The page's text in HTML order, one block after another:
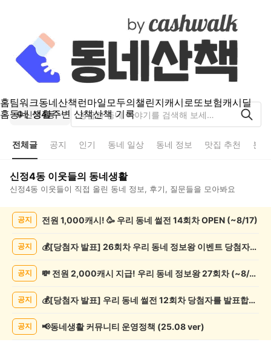
홈팀워크동네산책런마일모두의챌린지캐시로또보험캐시딜
홈동네 생활주변 산책산책 기록
신정4동
전체글 공지 인기 동네 일상 동네 정보 맛집 추천 분
신정4동 이웃들의 동네생활
신정4동 이웃들이 직접 올린 동네 정보, 후기, 질문들을 모아봐요
록
공지 전원 1,000캐시! 🥳 우리 동네 썰전 14회차 OPEN (~8/17)
공지 💰[당첨자 발표] 26회차 우리 동네 정보왕 이벤트 당첨자를 발표합니다!
공지 💸 전원 2,000캐시 지급! 우리 동네 정보왕 27회차 (~8/10)
공지 💰[당첨자 발표] 우리 동네 썰전 12회차 당첨자를 발표합니다!
공지 📢동네생활 커뮤니티 운영정책 (25.08 ver)